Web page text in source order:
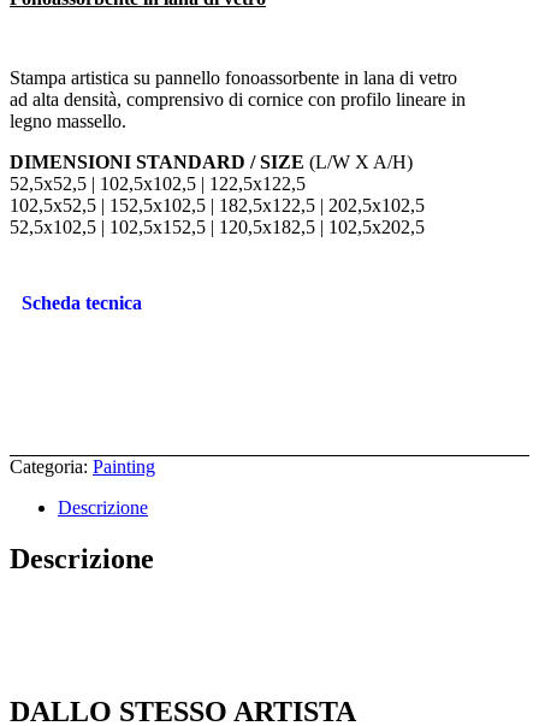
Stampa artistica su pannello fonoassorbente in lana di vetro
ad alta densità, comprensivo di cornice con profilo lineare in
legno massello.
DIMENSIONI STANDARD / SIZE (L/W X A/H)
52,5x52,5 | 102,5x102,5 | 122,5x122,5
102,5x52,5 | 152,5x102,5 | 182,5x122,5 | 202,5x102,5
52,5x102,5 | 102,5x152,5 | 120,5x182,5 | 102,5x202,5
Scheda tecnica
Categoria: Painting
Descrizione
Descrizione
DALLO STESSO ARTISTA